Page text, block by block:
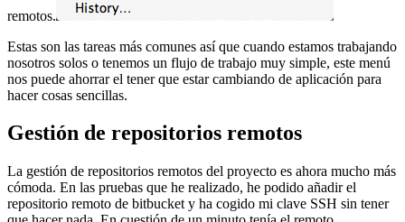
remotos.
Estas son las tareas más comunes así que cuando estamos trabajando
nosotros solos o tenemos un flujo de trabajo muy simple, este menú
nos puede ahorrar el tener que estar cambiando de aplicación para
hacer cosas sencillas.
Gestión de repositorios remotos
La gestión de repositorios remotos del proyecto es ahora mucho más
cómoda. En las pruebas que he realizado, he podido añadir el
repositorio remoto de bitbucket y ha cogido mi clave SSH sin tener